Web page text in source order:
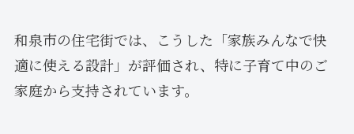
和泉市の住宅街では、こうした「家族みんなで快
適に使える設計」が評価され、特に子育て中のご
家庭から支持されています。